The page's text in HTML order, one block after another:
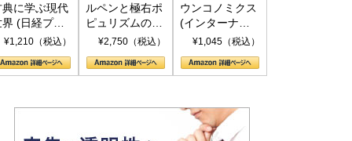
典に学ぶ現代
界 (日経プレ
アシリーズ)
¥1,210（税込）
ルペンと極右ポ
ピュリズムの時
代：〈ヤヌス〉
¥2,750（税込）
ウンコノミクス
(インターナシ
ョナル新書)
¥1,045（税込）